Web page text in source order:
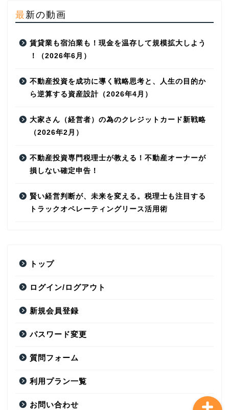
最新の動画
賃​貸​業​も​宿​泊​業​も​！​現​金​を​温​存​し​て​規​模​拡​大​し​よ​う​
！（2026年6月）
不動産投資を成功に導く戦略思考と、人生の目的か
ら逆算する資産設計（2026年4月）
大家さん（経営者）の為のクレジットカード新戦略
（2026年2月）
不動産投資専門税理士が教える！不動産オーナーが
損しない確定申告！
賢い経営判断が、未来を変える。税理士も注目する
トラックオペレーティングリース活用術
トップ
ログイン/ログアウト
新規会員登録
パスワード変更
質問フォーム
利用プラン一覧
お問い合わせ
ログイン/ログアウト